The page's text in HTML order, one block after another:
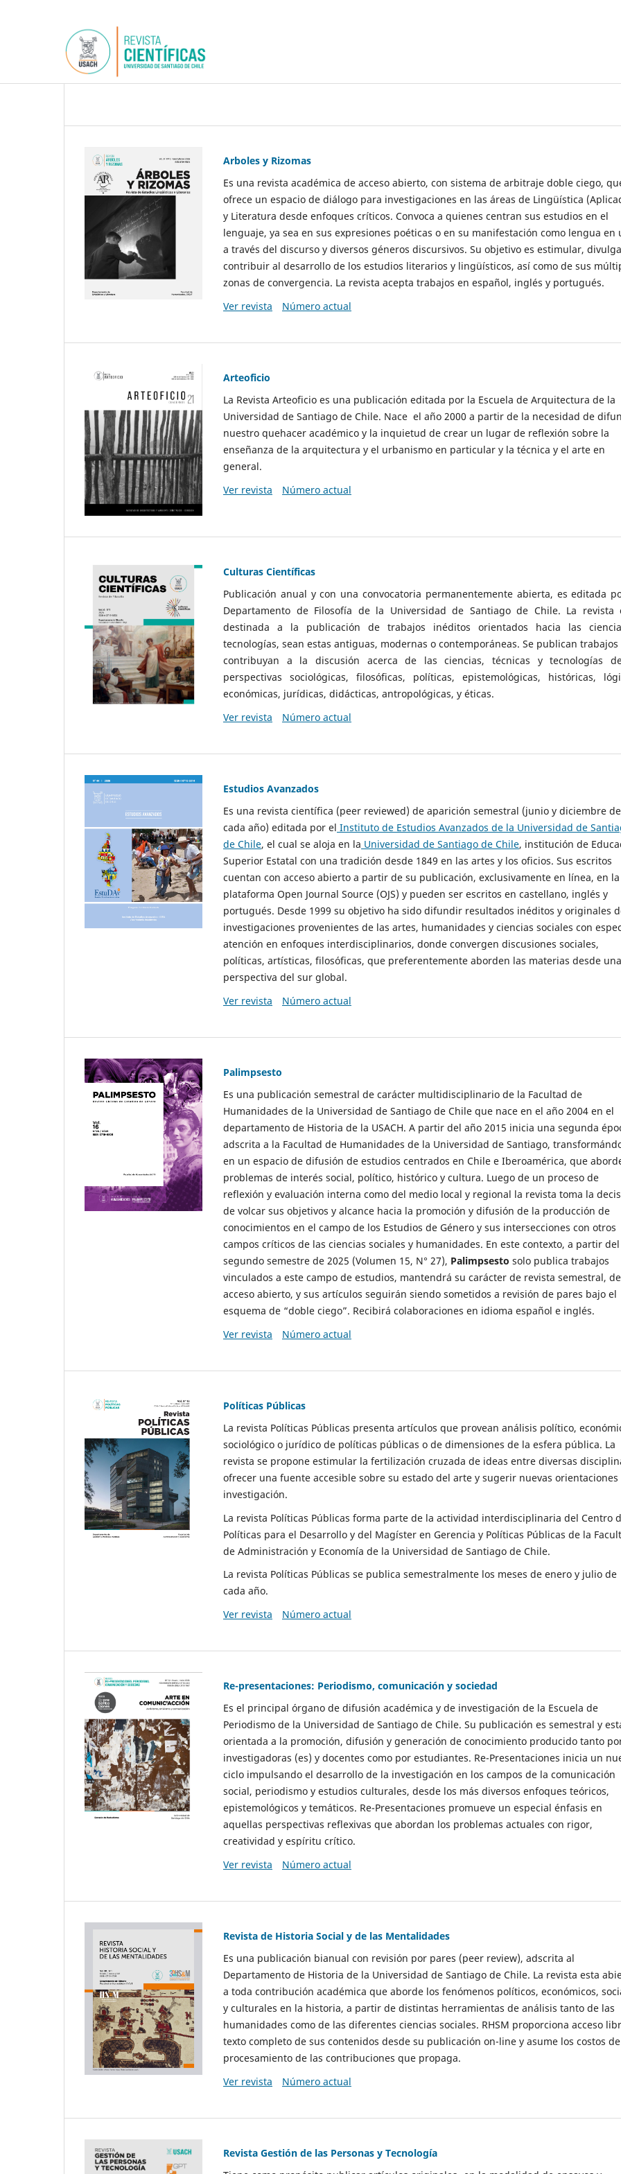
Arboles y Rizomas
Es una revista académica de acceso abierto, con sistema de arbitraje doble ciego,
ofrece un espacio de diálogo para investigaciones en las áreas de Lingüística
y Literatura desde enfoques críticos. Convoca a quienes centran sus estudios en el
lenguaje, ya sea en sus expresiones poéticas o en su manifestación como lengua en
a través del discurso y diversos géneros discursivos. Su objetivo es estimular,
contribuir al desarrollo de los estudios literarios y lingüísticos, así como de sus
zonas de convergencia. La revista acepta trabajos en español, inglés y portugués.
Ver revista
Número actual
Arteoficio
La Revista Arteoficio es una publicación editada por la Escuela de Arquitectura de la
Universidad de Santiago de Chile. Nace el año 2000 a partir de la necesidad de
nuestro quehacer académico y la inquietud de crear un lugar de reflexión sobre la
enseñanza de la arquitectura y el urbanismo en particular y la técnica y el arte en
general.
Ver revista
Número actual
Culturas Científicas
Publicación anual y con una convocatoria permanentemente abierta, es editada
Departamento de Filosofía de la Universidad de Santiago de Chile. La revista
destinada a la publicación de trabajos inéditos orientados hacia las
tecnologías, sean estas antiguas, modernas o contemporáneas. Se publican
contribuyan a la discusión acerca de las ciencias, técnicas y tecnologías
perspectivas sociológicas, filosóficas, políticas, epistemológicas, históricas,
económicas, jurídicas, didácticas, antropológicas, y éticas.
Ver revista
Número actual
Estudios Avanzados
Es una revista científica (peer reviewed) de aparición semestral (junio y diciembre de
cada año) editada por el Instituto de Estudios Avanzados de la Universidad de
de Chile, el cual se aloja en la Universidad de Santiago de Chile, institución de
Superior Estatal con una tradición desde 1849 en las artes y los oficios. Sus escritos
cuentan con acceso abierto a partir de su publicación, exclusivamente en línea, en la
plataforma Open Journal Source (OJS) y pueden ser escritos en castellano, inglés y
portugués. Desde 1999 su objetivo ha sido difundir resultados inéditos y originales
investigaciones provenientes de las artes, humanidades y ciencias sociales con
atención en enfoques interdisciplinarios, donde convergen discusiones sociales,
políticas, artísticas, filosóficas, que preferentemente aborden las materias desde una
perspectiva del sur global.
Ver revista
Número actual
Palimpsesto
Es una publicación semestral de carácter multidisciplinario de la Facultad de
Humanidades de la Universidad de Santiago de Chile que nace en el año 2004 en el
departamento de Historia de la USACH. A partir del año 2015 inicia una segunda
adscrita a la Facultad de Humanidades de la Universidad de Santiago,
en un espacio de difusión de estudios centrados en Chile e Iberoamérica, que
problemas de interés social, político, histórico y cultura. Luego de un proceso de
reflexión y evaluación interna como del medio local y regional la revista toma la
de volcar sus objetivos y alcance hacia la promoción y difusión de la producción de
conocimientos en el campo de los Estudios de Género y sus intersecciones con otros
campos críticos de las ciencias sociales y humanidades. En este contexto, a partir del
segundo semestre de 2025 (Volumen 15, N° 27), Palimpsesto solo publica trabajos
vinculados a este campo de estudios, mantendrá su carácter de revista semestral, de
acceso abierto, y sus artículos seguirán siendo sometidos a revisión de pares bajo el
esquema de “doble ciego”. Recibirá colaboraciones en idioma español e inglés.
Ver revista
Número actual
Políticas Públicas
La revista Políticas Públicas presenta artículos que provean análisis político,
sociológico o jurídico de políticas públicas o de dimensiones de la esfera pública. La
revista se propone estimular la fertilización cruzada de ideas entre diversas
ofrecer una fuente accesible sobre su estado del arte y sugerir nuevas orientaciones
investigación.
La revista Políticas Públicas forma parte de la actividad interdisciplinaria del Centro
Políticas para el Desarrollo y del Magíster en Gerencia y Políticas Públicas de la
de Administración y Economía de la Universidad de Santiago de Chile.
La revista Políticas Públicas se publica semestralmente los meses de enero y julio de
cada año.
Ver revista
Número actual
Re-presentaciones: Periodismo, comunicación y sociedad
Es el principal órgano de difusión académica y de investigación de la Escuela de
Periodismo de la Universidad de Santiago de Chile. Su publicación es semestral y
orientada a la promoción, difusión y generación de conocimiento producido tanto
investigadoras (es) y docentes como por estudiantes. Re-Presentaciones inicia un
ciclo impulsando el desarrollo de la investigación en los campos de la comunicación
social, periodismo y estudios culturales, desde los más diversos enfoques teóricos,
epistemológicos y temáticos. Re-Presentaciones promueve un especial énfasis en
aquellas perspectivas reflexivas que abordan los problemas actuales con rigor,
creatividad y espíritu crítico.
Ver revista
Número actual
Revista de Historia Social y de las Mentalidades
Es una publicación bianual con revisión por pares (peer review), adscrita al
Departamento de Historia de la Universidad de Santiago de Chile. La revista esta
a toda contribución académica que aborde los fenómenos políticos, económicos,
y culturales en la historia, a partir de distintas herramientas de análisis tanto de las
humanidades como de las diferentes ciencias sociales. RHSM proporciona acceso
texto completo de sus contenidos desde su publicación on-line y asume los costos de
procesamiento de las contribuciones que propaga.
Ver revista
Número actual
Revista Gestión de las Personas y Tecnología